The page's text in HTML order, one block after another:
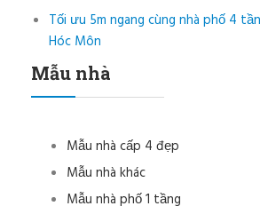
Tối ưu 5m ngang cùng nhà phố 4
Hóc Môn
Mẫu nhà
Mẫu nhà cấp 4 đẹp
Mẫu nhà khác
Mẫu nhà phố 1 tầng